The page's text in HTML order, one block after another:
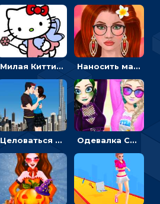
Милая Китти для девочек: поиск отличий на картинках Наносить макияж и делать прическу для корейской принцессы
Целоваться или отвлекать прохожих от пары - гиперказуальные Одевалка Сражение для девочек-принцесс: софт против гранжа